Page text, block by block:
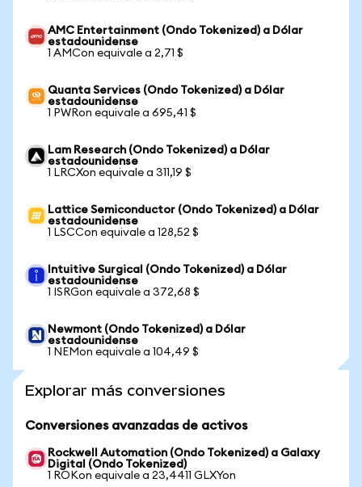
AMC Entertainment (Ondo Tokenized) a Dólar
estadounidense
1 AMCon equivale a 2,71 $
Quanta Services (Ondo Tokenized) a Dólar
estadounidense
1 PWRon equivale a 695,41 $
Lam Research (Ondo Tokenized) a Dólar
estadounidense
1 LRCXon equivale a 311,19 $
Lattice Semiconductor (Ondo Tokenized) a Dólar
estadounidense
1 LSCCon equivale a 128,52 $
Intuitive Surgical (Ondo Tokenized) a Dólar
estadounidense
1 ISRGon equivale a 372,68 $
Newmont (Ondo Tokenized) a Dólar
estadounidense
1 NEMon equivale a 104,49 $
Explorar más conversiones
Conversiones avanzadas de activos
Rockwell Automation (Ondo Tokenized) a Galaxy
Digital (Ondo Tokenized)
1 ROKon equivale a 23,4411 GLXYon